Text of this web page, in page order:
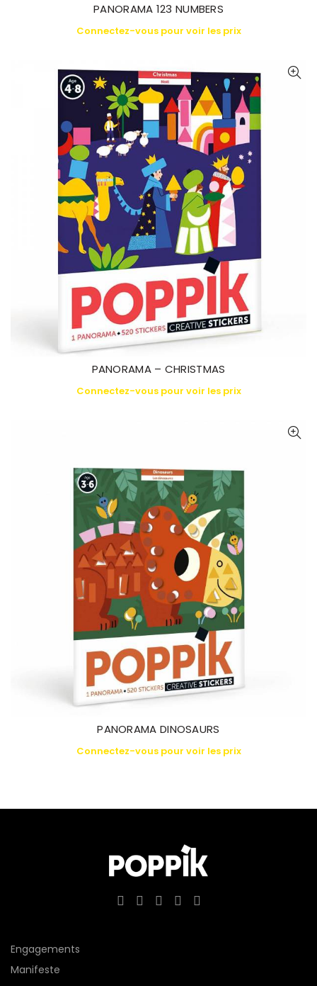
PANORAMA 123 NUMBERS
Connectez-vous pour voir les prix
PANORAMA – CHRISTMAS
Connectez-vous pour voir les prix
PANORAMA DINOSAURS
Connectez-vous pour voir les prix
Engagements
Manifeste